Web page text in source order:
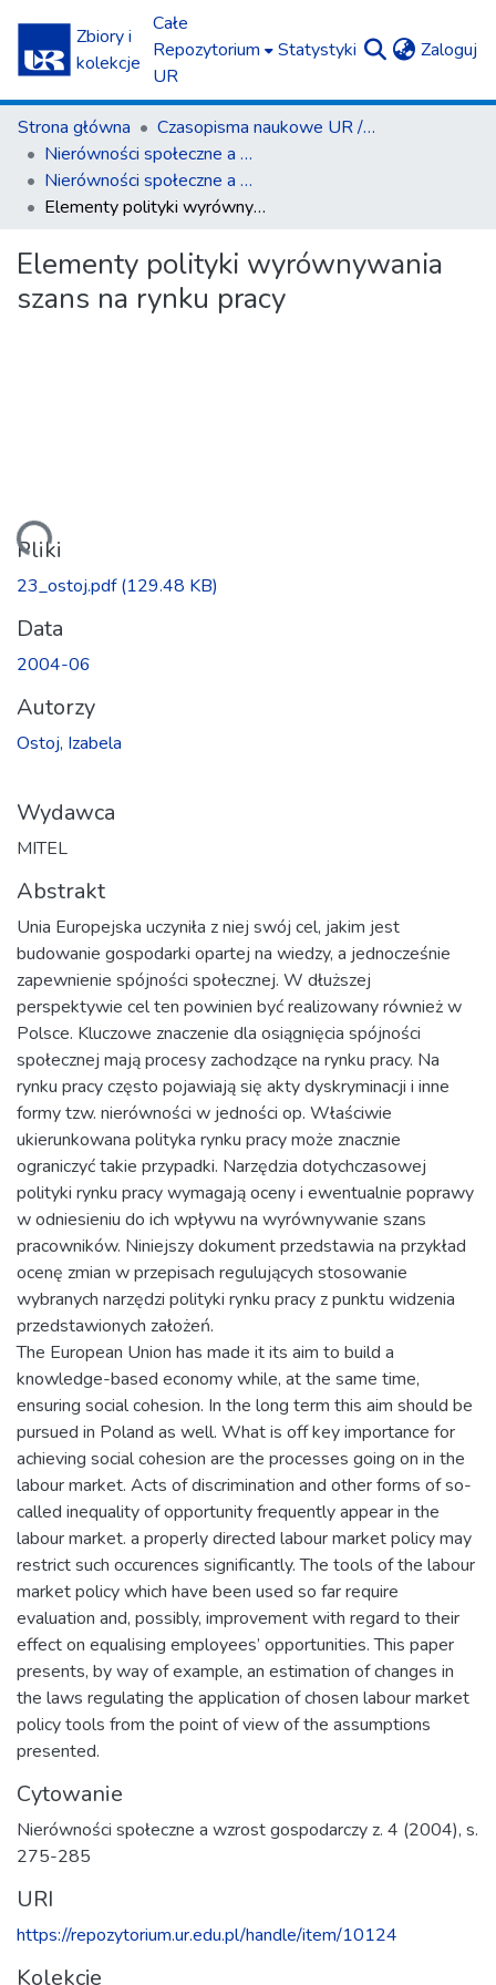
Zbiory i
kolekcje
Całe
Repozytorium
UR
Statystyki Zaloguj
Strona główna
Czasopisma naukowe UR / Scientific Journals
Nierówności społeczne a wzrost gospodarczy
Nierówności społeczne a wzrost gospodarczy z. 4 (2004)
Elementy polityki wyrównywania szans na rynku pracy
Elementy polityki wyrównywania
szans na rynku pracy
Pliki
23_ostoj.pdf(129.48 KB)
Data
2004-06
Autorzy
Ostoj, Izabela
Wydawca
MITEL
Abstrakt
Unia Europejska uczyniła z niej swój cel, jakim jest
budowanie gospodarki opartej na wiedzy, a jednocześnie
zapewnienie spójności społecznej. W dłuższej
perspektywie cel ten powinien być realizowany również w
Polsce. Kluczowe znaczenie dla osiągnięcia spójności
społecznej mają procesy zachodzące na rynku pracy. Na
rynku pracy często pojawiają się akty dyskryminacji i inne
formy tzw. nierówności w jedności op. Właściwie
ukierunkowana polityka rynku pracy może znacznie
ograniczyć takie przypadki. Narzędzia dotychczasowej
polityki rynku pracy wymagają oceny i ewentualnie poprawy
w odniesieniu do ich wpływu na wyrównywanie szans
pracowników. Niniejszy dokument przedstawia na przykład
ocenę zmian w przepisach regulujących stosowanie
wybranych narzędzi polityki rynku pracy z punktu widzenia
przedstawionych założeń.
The European Union has made it its aim to build a
knowledge-based economy while, at the same time,
ensuring social cohesion. In the long term this aim should be
pursued in Poland as well. What is off key importance for
achieving social cohesion are the processes going on in the
labour market. Acts of discrimination and other forms of so-
called inequality of opportunity frequently appear in the
labour market. a properly directed labour market policy may
restrict such occurences significantly. The tools of the labour
market policy which have been used so far require
evaluation and, possibly, improvement with regard to their
effect on equalising employees’ opportunities. This paper
presents, by way of example, an estimation of changes in
the laws regulating the application of chosen labour market
policy tools from the point of view of the assumptions
presented.
Cytowanie
Nierówności społeczne a wzrost gospodarczy z. 4 (2004), s.
275-285
URI
https://repozytorium.ur.edu.pl/handle/item/10124
Kolekcje